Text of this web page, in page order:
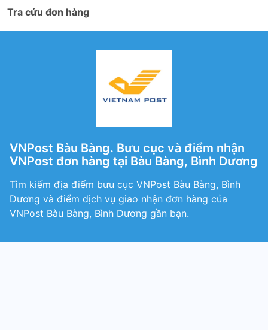
Tra cứu đơn hàng
VNPost Bàu Bàng. Bưu cục và điểm nhận
VNPost đơn hàng tại Bàu Bàng, Bình Dương
Tìm kiếm địa điểm bưu cục VNPost Bàu Bàng, Bình
Dương và điểm dịch vụ giao nhận đơn hàng của
VNPost Bàu Bàng, Bình Dương gần bạn.